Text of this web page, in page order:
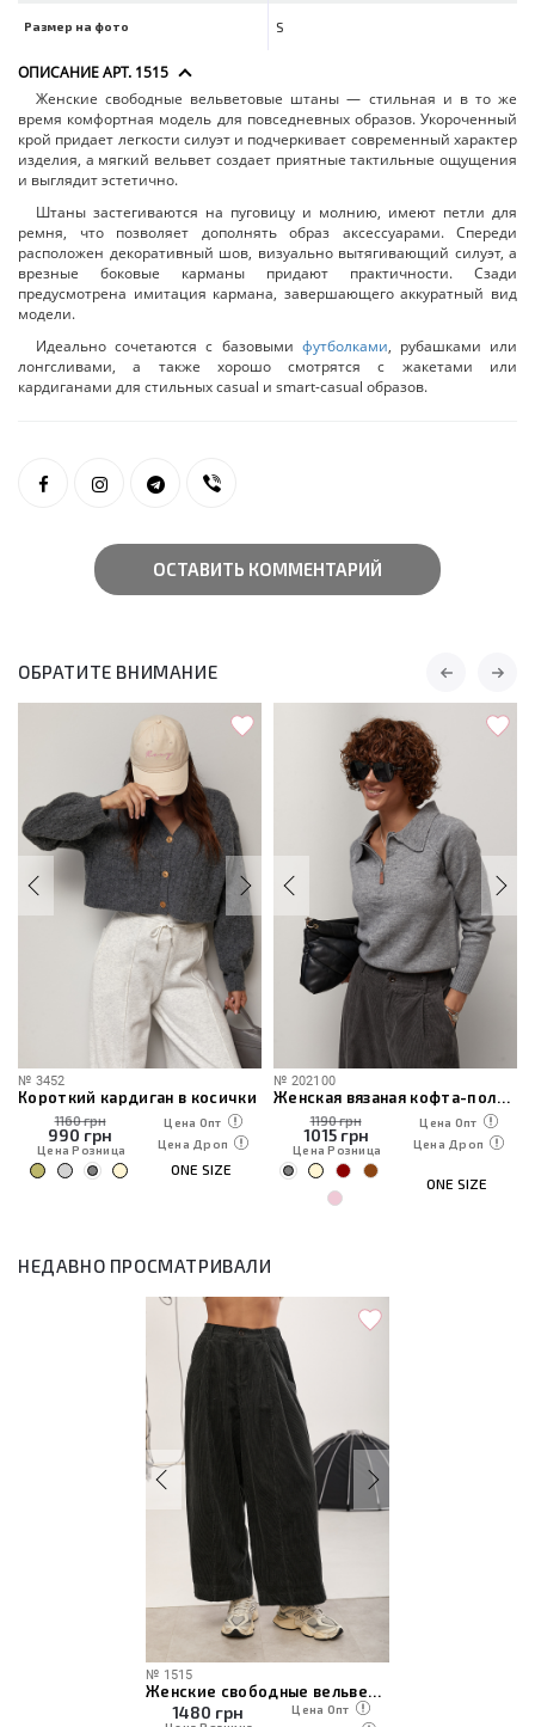
Размер на фото S
ОПИСАНИЕ АРТ. 1515
Женские свободные вельветовые штаны — стильная и в то же
время комфортная модель для повседневных образов. Укороченный
крой придает легкости силуэт и подчеркивает современный характер
изделия, а мягкий вельвет создает приятные тактильные ощущения
и выглядит эстетично.
Штаны застегиваются на пуговицу и молнию, имеют петли для
ремня, что позволяет дополнять образ аксессуарами. Спереди
расположен декоративный шов, визуально вытягивающий силуэт, а
врезные боковые карманы придают практичности. Сзади
предусмотрена имитация кармана, завершающего аккуратный вид
модели.
Идеально сочетаются с базовыми футболками, рубашками или
лонгсливами, а также хорошо смотрятся с жакетами или
кардиганами для стильных casual и smart-casual образов.
ОСТАВИТЬ КОММЕНТАРИЙ
ОБРАТИТЕ ВНИМАНИЕ
№ 3452
Короткий кардиган в косички
1160 грн
990 грн
Цена Розница
Цена Опт
Цена Дроп
ONE SIZE
№ 202100
Женская вязаная кофта-поло на молнии
1190 грн
1015грн
Цена Розница
Цена Опт
Цена Дроп
ONE SIZE
НЕДАВНО ПРОСМАТРИВАЛИ
№ 1515
Женские свободные вельветовые штаны
1480 грн
Цена Опт